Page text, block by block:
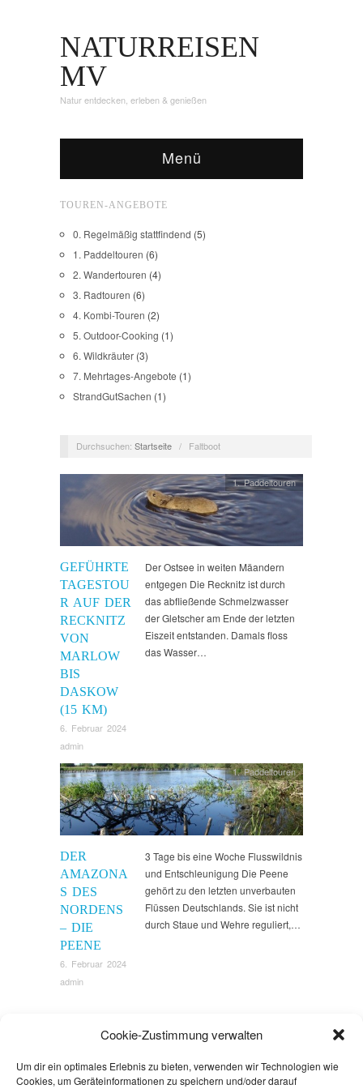
Cookie-Zustimmung verwalten
Um dir ein optimales Erlebnis zu bieten, verwenden wir Technologien wie
Cookies, um Geräteinformationen zu speichern und/oder darauf
NATURREISEN
MV
Natur entdecken, erleben & genießen
Menü
TOUREN-ANGEBOTE
0. Regelmäßig stattfindend (5)
1. Paddeltouren (6)
2. Wandertouren (4)
3. Radtouren (6)
4. Kombi-Touren (2)
5. Outdoor-Cooking (1)
6. Wildkräuter (3)
7. Mehrtages-Angebote (1)
StrandGutSachen (1)
Durchsuchen: Startseite / Faltboot
GEFÜHRTE
TAGESTOU
R AUF DER
RECKNITZ
VON
MARLOW
BIS
DASKOW
(15 KM)
6. Februar 2024
admin
1. Paddeltouren
Der Ostsee in weiten Mäandern
entgegen Die Recknitz ist durch
das abfließende Schmelzwasser
der Gletscher am Ende der letzten
Eiszeit entstanden. Damals floss
das Wasser…
DER
AMAZONA
S DES
NORDENS
– DIE
PEENE
6. Februar 2024
admin
1. Paddeltouren
3 Tage bis eine Woche Flusswildnis
und Entschleunigung Die Peene
gehört zu den letzten unverbauten
Flüssen Deutschlands. Sie ist nicht
durch Staue und Wehre reguliert,…